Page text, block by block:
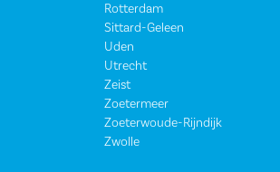
Rotterdam
Sittard-Geleen
Uden
Utrecht
Zeist
Zoetermeer
Zoeterwoude-Rijndijk
Zwolle